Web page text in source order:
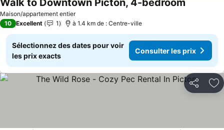
Maison/appartement entier
Walk to Downtown Picton, 4-bedroom
10 Excellent 1 à 1.4 km de : Centre-ville
Sélectionnez des dates pour voir
les prix exacts
Consulter les prix
Partager